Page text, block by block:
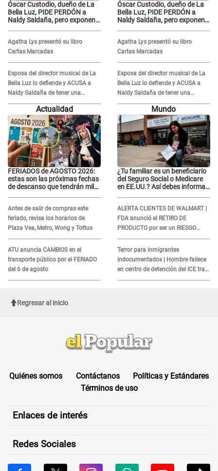
Óscar Custodio, dueño de La
Bella Luz, PIDE PERDÓN a
Naldy Saldaña, pero exponen
grabar"
Agatha Lys presentó su libro
Cartas Marcadas
Esposa del director musical de La
Bella Luz lo defiende y ACUSA a
Naldy Saldaña de tener una
relación con él y otros integrantes
Óscar Custodio, dueño de La
Bella Luz, PIDE PERDÓN a
Naldy Saldaña, pero exponen
grabar"
Agatha Lys presentó su libro
Cartas Marcadas
Esposa del director musical de La
Bella Luz lo defiende y ACUSA a
Naldy Saldaña de tener una
relación con él y otros integrantes
Actualidad
FERIADOS de AGOSTO 2026:
estas son las próximas fechas
de descanso que tendrán miles
Antes de salir de compras este
feriado, revisa los horarios de
Plaza Vea, Metro, Wong y Tottus
ATU anuncia CAMBIOS en el
transporte público por el FERIADO
del 6 de agosto
Mundo
¿Tu familiar es un beneficiario
del Seguro Social o Medicare
en EE.UU.? Así debes informar
ALERTA CLIENTES DE WALMART |
FDA anunció el RETIRO DE
PRODUCTO por ser un RIESGO
MORTAL para consumidores: ¿Cuál
es?
Terror para inmigrantes
indocumentados | Hombre fallece
en centro de detención del ICE tras
sufrir una "emergencia médica"
Regresar al inicio
Quiénes somos Contáctanos
Políticas y Estándares
Términos de uso
Enlaces de interés
Redes Sociales